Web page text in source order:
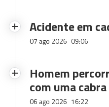
Acidente em
07 ago 2026 09:06
Homem
com uma cabra
06 ago 2026 16:22